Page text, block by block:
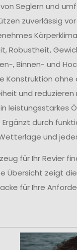
Seglern und
zuverlässig
Robustheit,
, Binnen- und
Konstruktion ohne
und
leistungsstarkes
durch
und
für Ihr Revier
Übersicht zeigt
für Ihre